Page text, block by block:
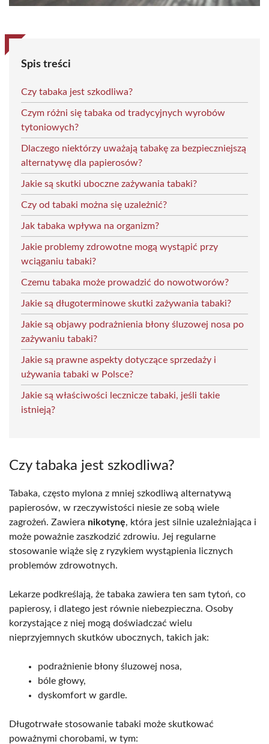
Spis treści
Czy tabaka jest szkodliwa?
Czym różni się tabaka od tradycyjnych wyrobów
tytoniowych?
Dlaczego niektórzy uważają tabakę za bezpieczniejszą
alternatywę dla papierosów?
Jakie są skutki uboczne zażywania tabaki?
Czy od tabaki można się uzależnić?
Jak tabaka wpływa na organizm?
Jakie problemy zdrowotne mogą wystąpić przy
wciąganiu tabaki?
Czemu tabaka może prowadzić do nowotworów?
Jakie są długoterminowe skutki zażywania tabaki?
Jakie są objawy podrażnienia błony śluzowej nosa po
zażywaniu tabaki?
Jakie są prawne aspekty dotyczące sprzedaży i
używania tabaki w Polsce?
Jakie są właściwości lecznicze tabaki, jeśli takie
istnieją?
Czy tabaka jest szkodliwa?
Tabaka, często mylona z mniej szkodliwą alternatywą
papierosów, w rzeczywistości niesie ze sobą wiele
zagrożeń. Zawiera nikotynę, która jest silnie uzależniająca i
może poważnie zaszkodzić zdrowiu. Jej regularne
stosowanie wiąże się z ryzykiem wystąpienia licznych
problemów zdrowotnych.
Lekarze podkreślają, że tabaka zawiera ten sam tytoń, co
papierosy, i dlatego jest równie niebezpieczna. Osoby
korzystające z niej mogą doświadczać wielu
nieprzyjemnych skutków ubocznych, takich jak:
podrażnienie błony śluzowej nosa,
bóle głowy,
dyskomfort w gardle.
Długotrwałe stosowanie tabaki może skutkować
poważnymi chorobami, w tym: